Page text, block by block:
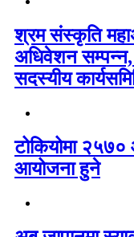
श्रम संस्कृति
अधिवेशन सम्पन्न,
सदस्यीय
टोकियोमा २५७०
आयोजना हुने